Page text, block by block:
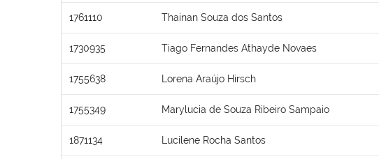
1761110 Thainan Souza dos Santos
1730935 Tiago Fernandes Athayde Novaes
1755638 Lorena Araújo Hirsch
1755349 Marylucia de Souza Ribeiro Sampaio
1871134 Lucilene Rocha Santos